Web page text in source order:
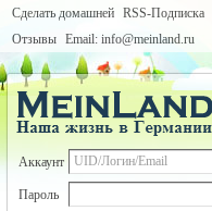
Сделать домашней RSS-Подписка
Отзывы Email: info@meinland.ru
Аккаунт
Пароль